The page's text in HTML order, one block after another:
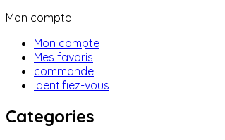
Mon compte
Mon compte
Mes favoris
commande
Identifiez-vous
Categories